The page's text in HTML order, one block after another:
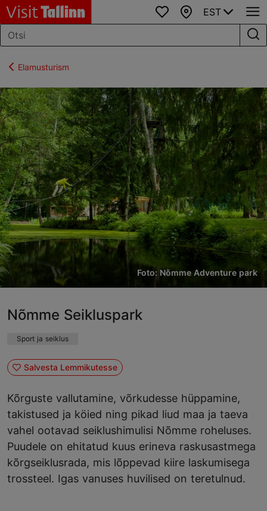
Lemmikud
Kaart
EST
Elamusturism
Foto: Nõmme Adventure park
Nõmme Seikluspark
Sport ja seiklus
Salvesta Lemmikutesse
Kõrguste vallutamine, võrkudesse hüppamine,
takistused ja köied ning pikad liud maa ja taeva
vahel ootavad seiklushimulisi Nõmme roheluses.
Puudele on ehitatud kuus erineva raskusastmega
kõrgseiklusrada, mis lõppevad kiire laskumisega
trossteel. Igas vanuses huvilised on teretulnud.